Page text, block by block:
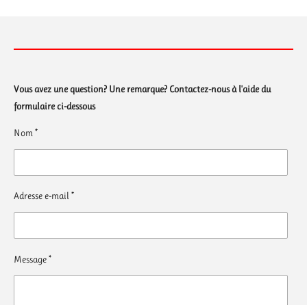
Vous avez une question? Une remarque? Contactez-nous à l'aide du
formulaire ci-dessous
Nom *
Adresse e-mail *
Message *